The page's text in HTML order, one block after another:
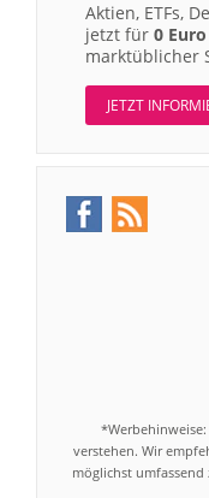
Aktien, ETFs,
jetzt für 0
marktüblicher
JETZT
verstehen. Wir
möglichst